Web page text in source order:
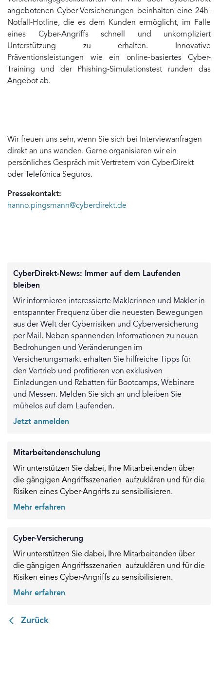
angebotenen Cyber-Versicherungen beinhalten eine 24h-
Notfall-Hotline, die es dem Kunden ermöglicht, im Falle
eines Cyber-Angriffs schnell und unkompliziert
Unterstützung zu erhalten. Innovative
Präventionsleistungen wie ein online-basiertes Cyber-
Training und der Phishing-Simulationstest runden das
Angebot ab.
Wir freuen uns sehr, wenn Sie sich bei Interviewanfragen
direkt an uns wenden. Gerne organisieren wir ein
persönliches Gespräch mit Vertretern von CyberDirekt
oder Telefónica Seguros.
Pressekontakt:
hanno.pingsmann@cyberdirekt.de
CyberDirekt-News: Immer auf dem Laufenden
bleiben
Wir informieren interessierte Maklerinnen und Makler in
entspannter Frequenz über die neuesten Bewegungen
aus der Welt der Cyberrisiken und Cyberversicherung
per Mail. Neben spannenden Informationen zu neuen
Bedrohungen und Veränderungen im
Versicherungsmarkt erhalten Sie hilfreiche Tipps für
den Vertrieb und profitieren von exklusiven
Einladungen und Rabatten für Bootcamps, Webinare
und Messen. Melden Sie sich an und bleiben Sie
mühelos auf dem Laufenden.
Jetzt anmelden
Mitarbeitendenschulung
Wir unterstützen Sie dabei, Ihre Mitarbeitenden über
die gängigen Angriffsszenarien aufzuklären und für die
Risiken eines Cyber-Angriffs zu sensibilisieren.
Mehr erfahren
Cyber-Versicherung
Wir unterstützen Sie dabei, Ihre Mitarbeitenden über
die gängigen Angriffsszenarien aufzuklären und für die
Risiken eines Cyber-Angriffs zu sensibilisieren.
Mehr erfahren
Zurück